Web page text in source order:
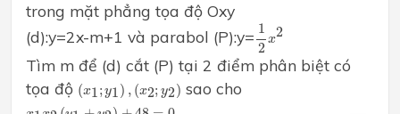
trong mặt phẳng tọa độ Oxy
(d):y=2x-m+1 và parabol (P):y= 1
2
x2
1 x2
Tìm m để (d) cắt (P) tại 2 điểm phân biệt có
tọa độ (x1;y1) , (x2; y2)
(x1 ; y1 ), x2;y 2) sao cho
x1 x2 (y1 + 2)+ 48=0